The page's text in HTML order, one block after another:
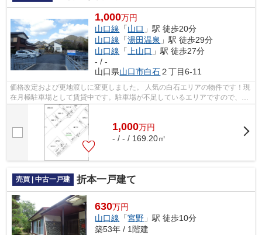
1,000万円
山口線 「山口 」駅 徒歩20分
山口線 「湯田温泉 」駅 徒歩29分
山口線 「上山口 」駅 徒歩27分
- / -
山口県山口市白石２丁目6-11
価格改定および更地渡しに変更しました。 人気の白石エリアの物件です！現
在月極駐車場として賃貸中です。駐車場が不足しているエリアですので、月
極駐車場として賃貸を継続させるこ...
1,000万円
- / - / 169.20㎡
売買 | 中古一戸建 折本一戸建て
630万円
山口線 「宮野 」駅 徒歩10分
築53年 / 1階建